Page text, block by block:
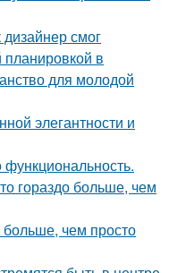
дизайнер смог
планировкой в
для молодой
элегантности и
гораздо больше, чем
больше, чем просто